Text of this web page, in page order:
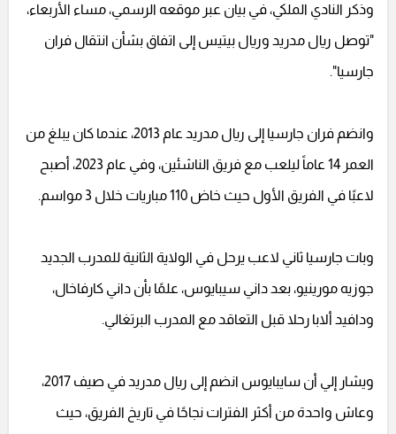
وذكر النادي الملكي، في بيان عبر موقعه الرسمي، مساء الأربعاء،
"توصل ريال مدريد وريال بيتيس إلى اتفاق بشأن انتقال فران
جارسيا".
وانضم فران جارسيا إلى ريال مدريد عام 2013، عندما كان يبلغ من
العمر 14 عاماً ليلعب مع فريق الناشئين، وفي عام 2023، أصبح
لاعبًا في الفريق الأول حيث خاض 110 مباريات خلال 3 مواسم.
وبات جارسيا ثاني لاعب يرحل في الولاية الثانية للمدرب الجديد
جوزيه مورينيو، بعد داني سيبايوس، علمًا بأن داني كارفاخال،
ودافيد ألابا رحلا قبل التعاقد مع المدرب البرتغالي.
ويشار إلي أن سايبايوس انضم إلى ريال مدريد في صيف 2017،
وعاش واحدة من أكثر الفترات نجاحًا في تاريخ الفريق، حيث